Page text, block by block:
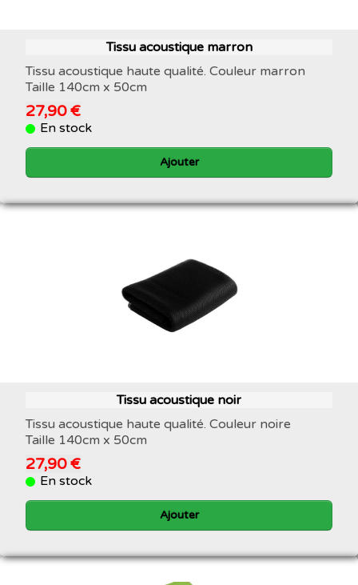
Tissu acoustique marron
Tissu acoustique haute qualité. Couleur marron
Taille 140cm x 50cm
27,90 €
En stock
Ajouter
Tissu acoustique noir
Tissu acoustique haute qualité. Couleur noire
Taille 140cm x 50cm
27,90 €
En stock
Ajouter